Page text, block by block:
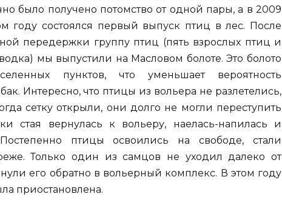
было получено потомство от одной пары, а в 2009
году состоялся первый выпуск птиц в лес. После
передержки группу птиц (пять взрослых птиц и
мы выпустили на Масловом болоте. Это болото
пунктов, что уменьшает вероятность
Интересно, что птицы из вольера не разлетелись,
сетку открыли, они долго не могли переступить
стая вернулась к вольеру, наелась-напилась и
Постепенно птицы освоились на свободе, стали
Только один из самцов не уходил далеко от
его обратно в вольерный комплекс. В этом году
приостановлена.